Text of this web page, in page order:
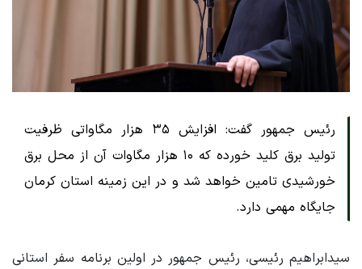
رئیس جمهور گفت: افزایش ۳۵ هزار مگاواتی ظرفیت
تولید برق کلید خورده که ۱۰ هزار مگاوات آن از محل برق
خورشیدی تامین خواهد شد و در این زمینه استان کرمان
جایگاه مهمی دارد.
سیدابراهیم رئیسی، رئیس جمهور در اولین برنامه سفر استانی